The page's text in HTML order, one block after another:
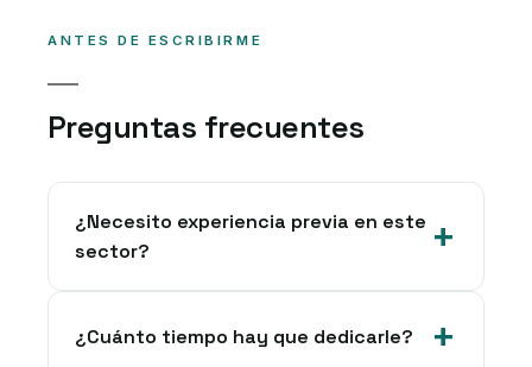
ANTES DE ESCRIBIRME
Preguntas frecuentes
¿Necesito experiencia previa en este
sector?
¿Cuánto tiempo hay que dedicarle?